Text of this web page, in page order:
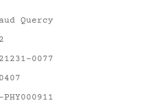
Quercy
0077
PHY000911